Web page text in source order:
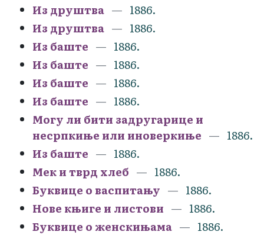
Из друштва
1886.
Из друштва
1886.
Из баште
1886.
Из баште
1886.
Из баште
1886.
Из баште
1886.
Могу ли бити задругарице и
несрпкиње или иноверкиње
1886.
Из баште
1886.
Мек и тврд хлеб
1886.
Буквице о васпитању
1886.
Нове књиге и листови
1886.
Буквице о женскињама
1886.